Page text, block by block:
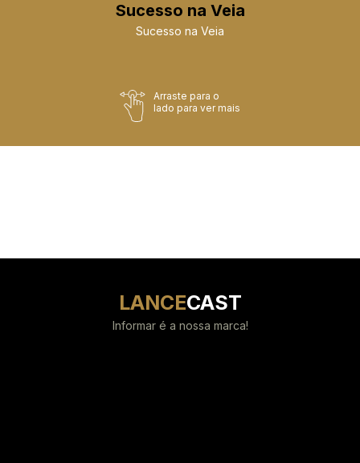
Sucesso na Veia
Sucesso na Veia
Arraste para o
lado para ver mais
LANCECAST
Informar é a nossa marca!